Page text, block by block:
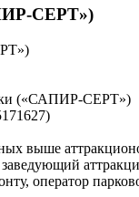
СЕРТ»)
(«САПИР-СЕРТ»)
выше
заведующий
оператор